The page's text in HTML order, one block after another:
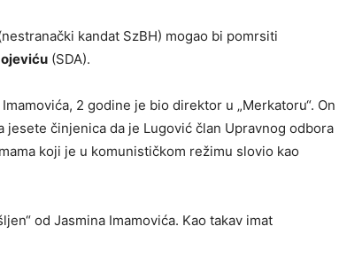
kandat SzBH) mogao bi pomrsiti
(SDA).
2 godine je bio direktor u „Merkatoru“. On
činjenica da je Lugović član Upravnog odbora
koji je u komunističkom režimu slovio kao
od Jasmina Imamovića. Kao takav imat